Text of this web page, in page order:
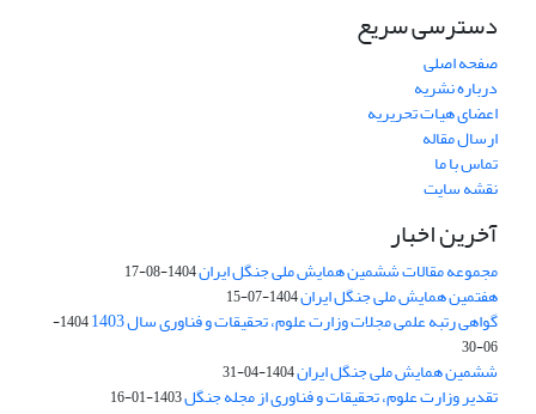
دسترسی سریع
صفحه اصلی
درباره نشریه
اعضای هیات تحریریه
ارسال مقاله
تماس با ما
نقشه سایت
آخرین اخبار
مجموعه مقالات ششمین همایش ملی جنگل ایران1404-08-17
هفتمین همایش ملی جنگل ایران1404-07-15
گواهی رتبه علمی مجلات وزارت علوم، تحقیقات و فناوری سال 1403
1404-
06-30
ششمین همایش ملی جنگل ایران1404-04-31
تقدیر وزارت علوم، تحقیقات و فناوری از مجله جنگل1403-01-16